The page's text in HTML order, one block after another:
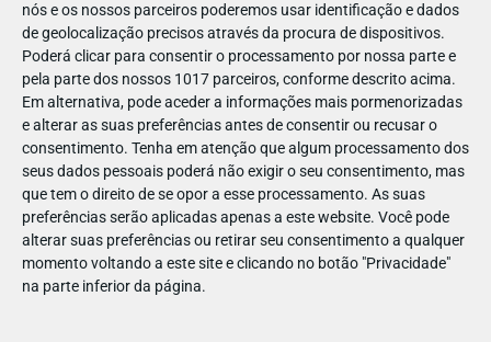
nós e os nossos parceiros poderemos usar identificação e dados
de geolocalização precisos através da procura de dispositivos.
Poderá clicar para consentir o processamento por nossa parte e
pela parte dos nossos 1017 parceiros, conforme descrito acima.
Em alternativa, pode aceder a informações mais pormenorizadas
e alterar as suas preferências antes de consentir ou recusar o
consentimento. Tenha em atenção que algum processamento dos
seus dados pessoais poderá não exigir o seu consentimento, mas
que tem o direito de se opor a esse processamento. As suas
preferências serão aplicadas apenas a este website. Você pode
alterar suas preferências ou retirar seu consentimento a qualquer
momento voltando a este site e clicando no botão "Privacidade"
na parte inferior da página.
Última sessão:40 minutos antes do fecho
Acompanhamento:Menores de 16 anos deverão ser
acompanhados por um adulto
Localização:A 4 minutos do Centro da Cidade, 5 minutos de
São Bento, 8 minutos da Torre dos Clérigos
Grupos:com mais de 10 pessoas deverão email para
info@lookatporto.pt